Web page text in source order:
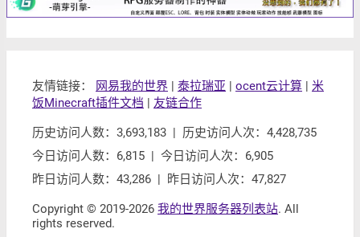
友情链接： 网易我的世界 | 泰拉瑞亚 | ocent云计算 | 米
饭Minecraft插件文档 | 友链合作
历史访问人数：3,693,183 | 历史访问人次：4,428,735
今日访问人数：6,815 | 今日访问人次：6,905
昨日访问人数：43,286 | 昨日访问人次：47,827
Copyright © 2019-2026 我的世界服务器列表站. All
rights reserved.